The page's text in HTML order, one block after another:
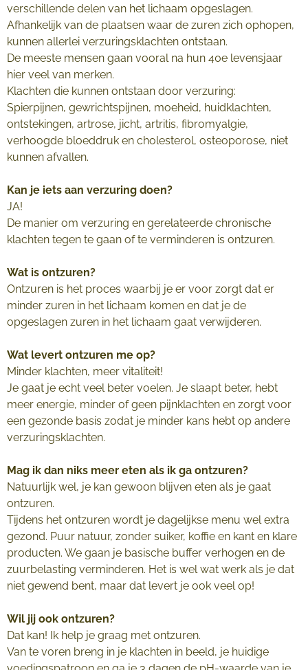
verschillende delen van het lichaam opgeslagen.
Afhankelijk van de plaatsen waar de zuren zich ophopen,
kunnen allerlei verzuringsklachten ontstaan.
De meeste mensen gaan vooral na hun 40e levensjaar
hier veel van merken.
Klachten die kunnen ontstaan door verzuring:
Spierpijnen, gewrichtspijnen, moeheid, huidklachten,
ontstekingen, artrose, jicht, artritis, fibromyalgie,
verhoogde bloeddruk en cholesterol, osteoporose, niet
kunnen afvallen.
Kan je iets aan verzuring doen?
JA!
De manier om verzuring en gerelateerde chronische
klachten tegen te gaan of te verminderen is ontzuren.
Wat is ontzuren?
Ontzuren is het proces waarbij je er voor zorgt dat er
minder zuren in het lichaam komen en dat je de
opgeslagen zuren in het lichaam gaat verwijderen.
Wat levert ontzuren me op?
Minder klachten, meer vitaliteit!
Je gaat je echt veel beter voelen. Je slaapt beter, hebt
meer energie, minder of geen pijnklachten en zorgt voor
een gezonde basis zodat je minder kans hebt op andere
verzuringsklachten.
Mag ik dan niks meer eten als ik ga ontzuren?
Natuurlijk wel, je kan gewoon blijven eten als je gaat
ontzuren.
Tijdens het ontzuren wordt je dagelijkse menu wel extra
gezond. Puur natuur, zonder suiker, koffie en kant en klare
producten. We gaan je basische buffer verhogen en de
zuurbelasting verminderen. Het is wel wat werk als je dat
niet gewend bent, maar dat levert je ook veel op!
Wil jij ook ontzuren?
Dat kan! Ik help je graag met ontzuren.
Van te voren breng in je klachten in beeld, je huidige